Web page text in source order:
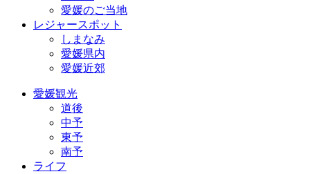
愛媛のご当地
レジャースポット
しまなみ
愛媛県内
愛媛近郊
愛媛観光
道後
中予
東予
南予
ライフ